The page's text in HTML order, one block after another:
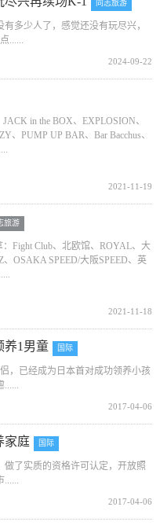
同志旅游
多少人了，感觉还没有玩尽兴，
......
2024-09-22
in the BOX、EXPLOSION、
、PUMP UP BAR、Bar Bacchus、
2021-11-19
旅游
Fight Club、北欧馆、ROYAL、大
OSAKA SPEED/大阪SPEED、英
2021-11-18
养1男童 国际
，已经成为日本首对成功领养小孩
......
2017-04-06
家庭 国际
做了实质的资格许可认定，开放照
......
2017-04-06